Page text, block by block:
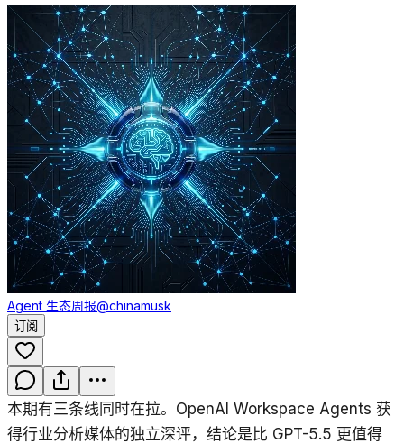
Agent 生态周报@chinamusk
订阅
本期有三条线同时在拉。OpenAI Workspace Agents 获
得行业分析媒体的独立深评，结论是比 GPT-5.5 更值得